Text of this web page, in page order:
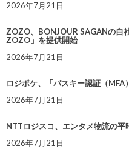
2026年7月21日
ZOZO、BONJOUR SAGANの自
ZOZO」を提供開始
2026年7月21日
ロジポケ、「パスキー認証（MFA
2026年7月21日
NTTロジスコ、エンタメ物流の
2026年7月21日